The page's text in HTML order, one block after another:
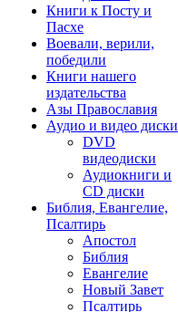
Книги к Посту и
Пасхе
Воевали, верили,
победили
Книги нашего
издательства
Азы Православия
Аудио и видео диски
DVD
видеодиски
Аудиокниги и
CD диски
Библия, Евангелие,
Псалтирь
Апостол
Библия
Евангелие
Новый Завет
Псалтирь